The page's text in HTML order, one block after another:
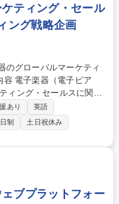
ケティング・セール
ング戦略企画
ィング・セールスに関す
ル戦略策定◎現地販社と
、消費者動向）◎中期
あり
英語
制
土日祝休み
ェブプラットフォー